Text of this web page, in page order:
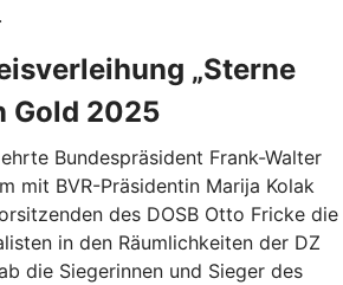
„Sterne
Gold 2025
Bundespräsident Frank-Walter
mit BVR-Präsidentin Marija Kolak
des DOSB Otto Fricke die
in den Räumlichkeiten der DZ
die Siegerinnen und Sieger des